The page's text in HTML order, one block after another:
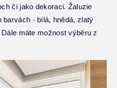
či jako dekoraci. Žaluzie
- bílá, hnědá, zlatý
máte možnost výběru z